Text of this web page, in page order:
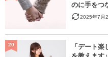
のに手をつ
2025年7月
「デート
20